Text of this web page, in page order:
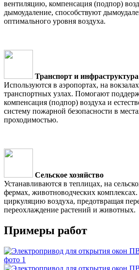
вентиляцию, компенсация (подпор)
дымоудаление, способствуют
оптимального уровня воздуха.
Транспорт и инфраструктура
Используются в аэропортах, на
транспортных узлах. Помогают
компенсация (подпор) воздуха и
систему пожарной безопасности в
проходимостью.
Сельское хозяйство
Устанавливаются в теплицах, на
фермах, животноводческих
циркуляцию воздуха, предотвращая
переохлаждение растений и животных.
Примеры работ